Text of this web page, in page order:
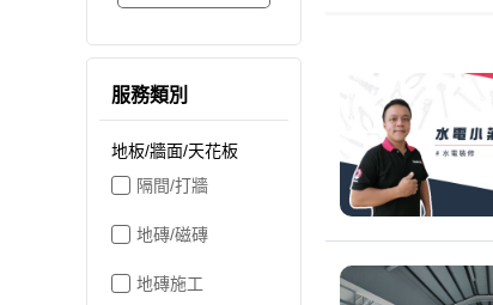
服務類別
地板/牆面/天花板
隔間/打牆
地磚/磁磚
地磚施工